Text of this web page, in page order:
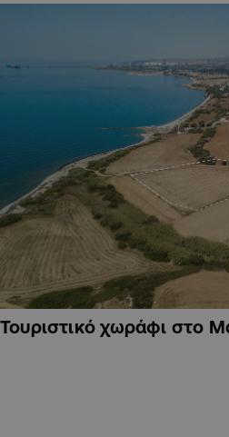
Τουριστικό χωράφι στο